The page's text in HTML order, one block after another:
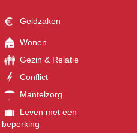
Geldzaken
Wonen
Gezin & Relatie
Conflict
Mantelzorg
Leven met een
beperking